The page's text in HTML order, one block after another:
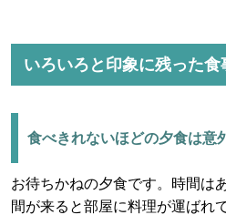
いろいろと印象に残った食
食べきれないほどの夕食は意
お待ちかねの夕食です。時間は
間が来ると部屋に料理が運ばれ